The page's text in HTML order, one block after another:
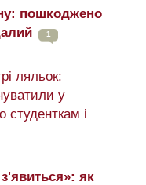
пошкоджено
1
ляльок:
у
студенткам і
як